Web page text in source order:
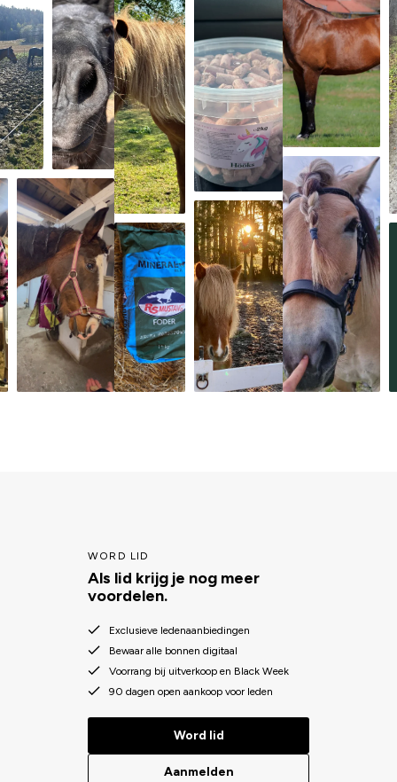
WORD LID
Als lid krijg je nog meer
voordelen.
Exclusieve ledenaanbiedingen
Bewaar alle bonnen digitaal
Voorrang bij uitverkoop en Black Week
90 dagen open aankoop voor leden
Word lid
Aanmelden